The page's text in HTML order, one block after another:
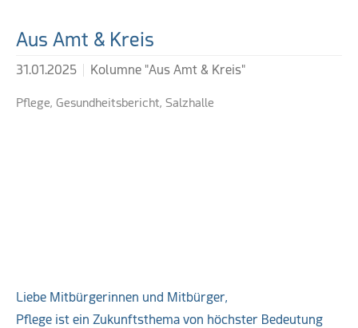
Weiterführende Links
Aus Amt & Kreis
31.01.2025 Kolumne "Aus Amt & Kreis"
Pflege, Gesundheitsbericht, Salzhalle
Liebe Mitbürgerinnen und Mitbürger,
Pflege ist ein Zukunftsthema von höchster Bedeutung